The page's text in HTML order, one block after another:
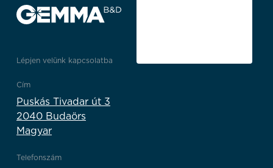
Lépjen velünk kapcsolatba
Cím
Puskás Tivadar út 3
2040 Budaörs
Magyar
Telefonszám